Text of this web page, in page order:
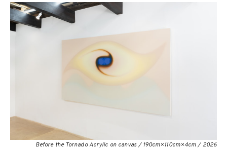
Before the Tornado Acrylic on canvas / 190cm×110cm×4cm / 2026